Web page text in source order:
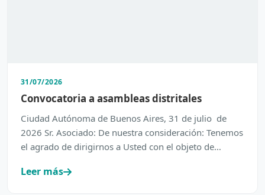
31/07/2026
Convocatoria a asambleas distritales
Ciudad Autónoma de Buenos Aires, 31 de julio de
2026 Sr. Asociado: De nuestra consideración: Tenemos
el agrado de dirigirnos a Usted con el objeto de
Leer más